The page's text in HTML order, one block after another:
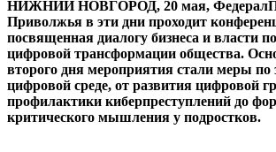
НИЖНИЙ НОВГОРОД, 20 мая,
Приволжья в эти дни проходит
посвященная диалогу бизнеса и власти
цифровой трансформации общества.
второго дня мероприятия стали меры по
цифровой среде, от развития цифровой
профилактики киберпреступлений до
критического мышления у подростков.